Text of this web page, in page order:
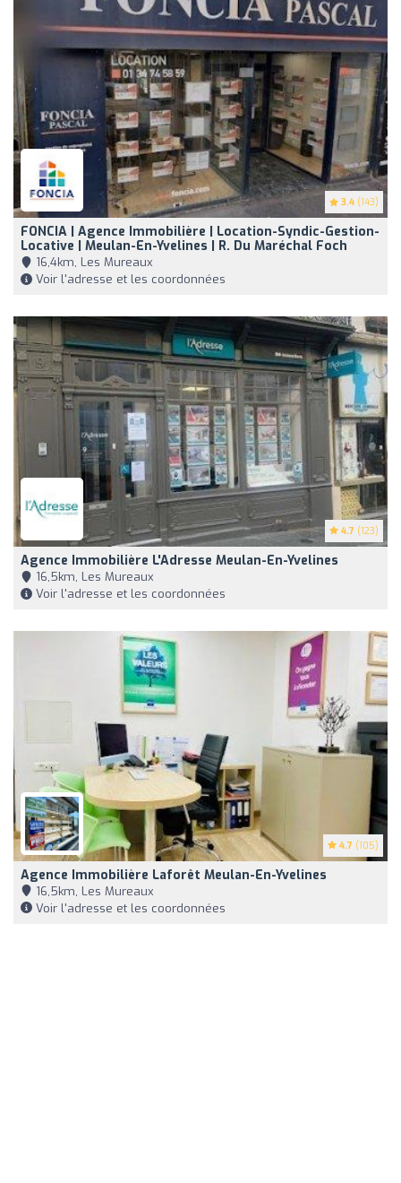
3.4 (143)
FONCIA | Agence Immobilière | Location-Syndic-Gestion-
Locative | Meulan-En-Yvelines | R. Du Maréchal Foch
16,4km, Les Mureaux
Voir l'adresse et les coordonnées
4.7 (123)
Agence Immobilière L'Adresse Meulan-En-Yvelines
16,5km, Les Mureaux
Voir l'adresse et les coordonnées
4.7 (105)
Agence Immobilière Laforêt Meulan-En-Yvelines
16,5km, Les Mureaux
Voir l'adresse et les coordonnées